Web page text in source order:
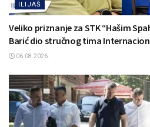
ILIJAŠ
Veliko priznanje za STK “Hašim
Barić dio stručnog tima
06.08.2026.